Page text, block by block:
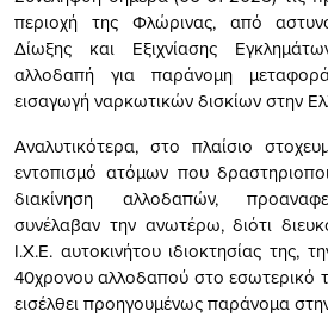
περιοχή της Φλώρινας, από
Δίωξης και Εξιχνίασης
αλλοδαπή για παράνομη
εισαγωγή ναρκωτικών δισκίων στην
Αναλυτικότερα, στο πλαίσιο
εντοπισμό ατόμων που
διακίνηση αλλοδαπών,
συνέλαβαν την ανωτέρω, διότι
Ι.Χ.Ε. αυτοκινήτου ιδιοκτησίας της,
40χρονου αλλοδαπού στο εσωτερικό
εισέλθει προηγουμένως παράνομα